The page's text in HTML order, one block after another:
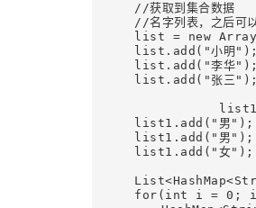
    //获取到集合数据
//名字列表，之后可
list = new
    list.add("小明");
    list.add("李华");
    list.add("张三");
    list1.add("男");
    list1.add("男");
    list1.add("女");
for(int i = 0;